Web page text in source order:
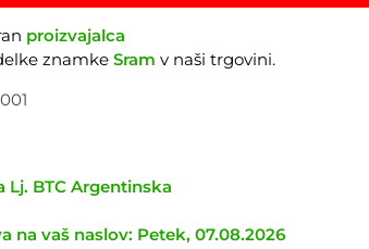
proizvajalca
znamkeSram v naši trgovini.
Lj. BTC Argentinska
na vaš naslov: Petek, 07.08.2026